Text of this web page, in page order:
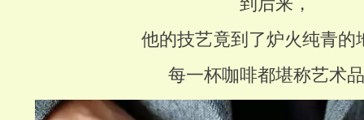
他的技艺竟到了炉火纯青的
每一杯咖啡都堪称艺术